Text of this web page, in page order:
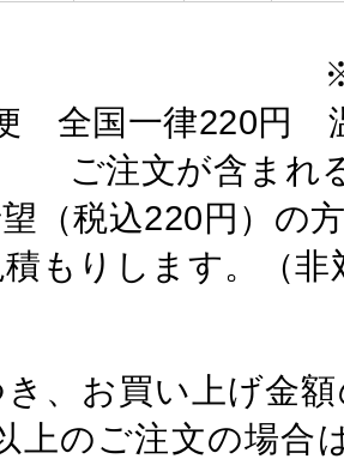
全国一律220円
ご注文が含ま
（税込220円）の
もりします。（非
き、お買い上げ金
上のご注文の場合